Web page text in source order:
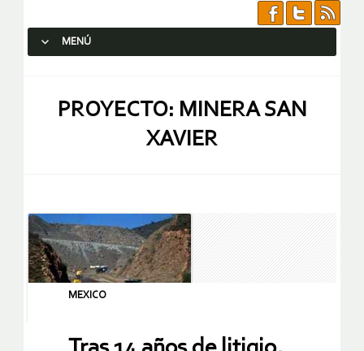
MENÚ
PROYECTO: MINERA SAN
XAVIER
MEXICO